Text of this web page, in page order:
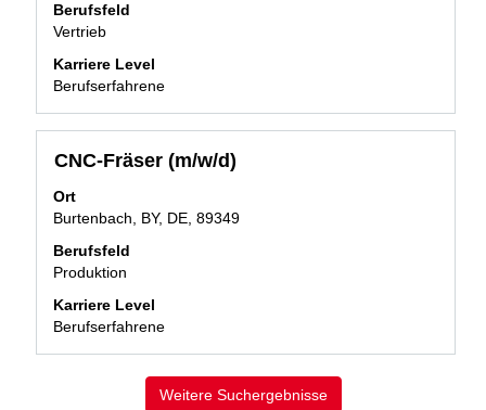
Berufsfeld
Vertrieb
Karriere Level
Berufserfahrene
Stelleninformationen
vollständig
anzuzeigen.
Stellenbezeichnung
CNC-Fräser (m/w/d)
Ort
Burtenbach, BY, DE, 89349
Berufsfeld
Produktion
Karriere Level
Berufserfahrene
Drücken
die
Leertaste,
um
die
vollständig
anzuzeigen.
Weitere Suchergebnisse